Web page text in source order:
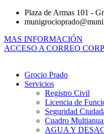
Plaza de Armas 101 -
MAS INFORMACIÓN
ACCESO A CORREO
Grocio Prado
Servicios
Registro Civil
Licencia de
Seguridad
Cuadro
AGUA Y